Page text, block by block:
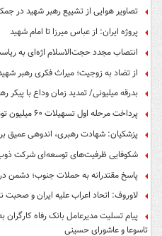
تصاویر هوایی از تشییع رهبر شهید در
پروژه ایران: از عباس میرزا تا امام شهید
انتصاب مجدد حجت‌الاسلام اژه‌ای به
از تضاد به زوجیت؛ میراث فکری رهبر
بدرقه میلیونی/ تمدید زمان وداع با پیکر
پرداخت مرحله اول تسهیلات ۶۰ میلیون تومانی بازنشستگان تامین اجتماعی
پزشکیان: شهادت رهبری، اندوهی عمیق
شکوفایی ظرفیت‌های توسعه‌ای شرکت
پاسخ مقتدرانه به حملات جنوب؛ دشمن
لاوروف: اتحاد اعراب علیه ایران و صحبت
پیام تسلیت مدیرعامل بانک رفاه کارگران
تاسوعا و عاشورای حسینی